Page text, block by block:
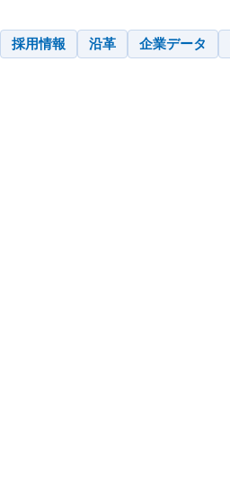
採用情報 沿革 企業データ